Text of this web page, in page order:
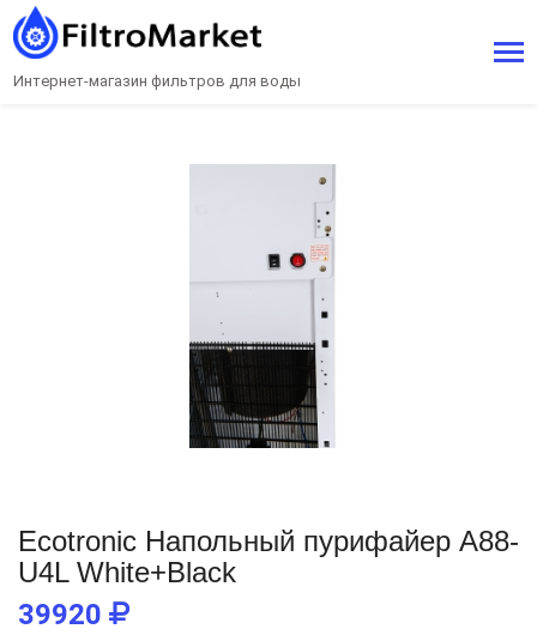
Интернет-магазин фильтров для воды
Ecotronic Напольный пурифайер A88-
U4L White+Black
39920